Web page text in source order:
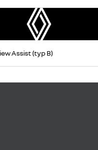
Assist (typ B)